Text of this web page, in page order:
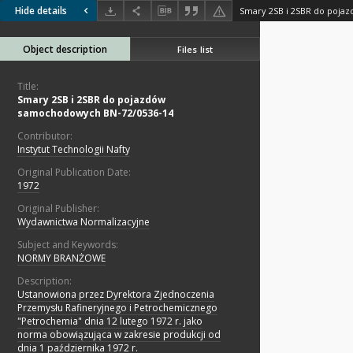
Hide details
Object description Files list
Title:
Smary 2SB i 2SBR do pojazdów
samochodowych BN-72/0536-14
Contributor:
Instytut Technologii Nafty
Original Publication Date:
1972
Original Publisher:
Wydawnictwa Normalizacyjne
Subject and Keywords:
NORMY BRANŻOWE
Description:
Ustanowiona przez Dyrektora Zjednoczenia
Przemysłu Rafineryjnego i Petrochemicznego
"Petrochemia" dnia 12 lutego 1972 r. jako
norma obowiązująca w zakresie produkcji od
dnia 1 października 1972 r.